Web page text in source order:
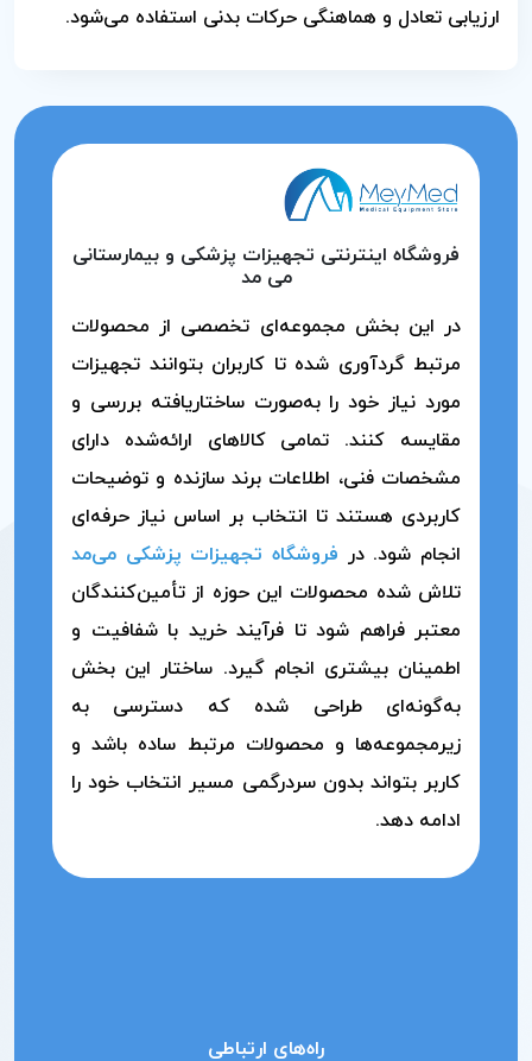
ارزیابی تعادل و هماهنگی حرکات بدنی استفاده می‌شود.
فروشگاه اینترنتی تجهیزات پزشکی و بیمارستانی
می مد
در این بخش مجموعه‌ای تخصصی از محصولات
مرتبط گردآوری شده تا کاربران بتوانند تجهیزات
مورد نیاز خود را به‌صورت ساختاریافته بررسی و
مقایسه کنند. تمامی کالاهای ارائه‌شده دارای
مشخصات فنی، اطلاعات برند سازنده و توضیحات
کاربردی هستند تا انتخاب بر اساس نیاز حرفه‌ای
انجام شود. در فروشگاه تجهیزات پزشکی می‌مد
تلاش شده محصولات این حوزه از تأمین‌کنندگان
معتبر فراهم شود تا فرآیند خرید با شفافیت و
اطمینان بیشتری انجام گیرد. ساختار این بخش
به‌گونه‌ای طراحی شده که دسترسی به
زیرمجموعه‌ها و محصولات مرتبط ساده باشد و
کاربر بتواند بدون سردرگمی مسیر انتخاب خود را
ادامه دهد.
راه‌های ارتباطی